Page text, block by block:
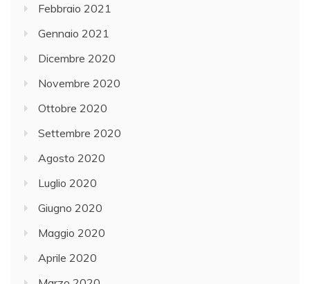
Febbraio 2021
Gennaio 2021
Dicembre 2020
Novembre 2020
Ottobre 2020
Settembre 2020
Agosto 2020
Luglio 2020
Giugno 2020
Maggio 2020
Aprile 2020